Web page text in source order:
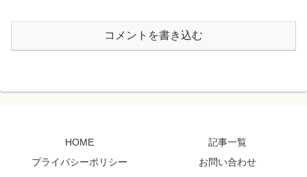
コメントを書き込む
HOME
記事一覧
プライバシーポリシー
お問い合わせ